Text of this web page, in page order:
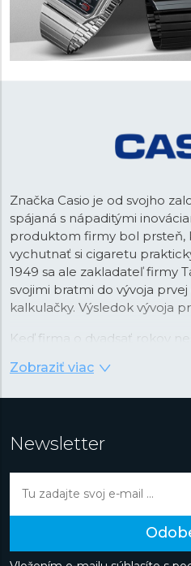
Značka Casio je od svojho
spájaná s nápaditými
produktom firmy bol prsteň,
vychutnať si cigaretu
1949 sa ale zakladateľ firmy
svojimi bratmi do vývoja
kalkulačky. Výsledok vývoja
Keď firma o dvadsať rokov
tom čase prechádzali
pokročilej technológie
kalendárom, ktorý správne
a dlhších mesiacoch. Rýchlo
dostali ďalšie pokročilé
správnou funkciou pre
Zobraziť viac
Newsletter